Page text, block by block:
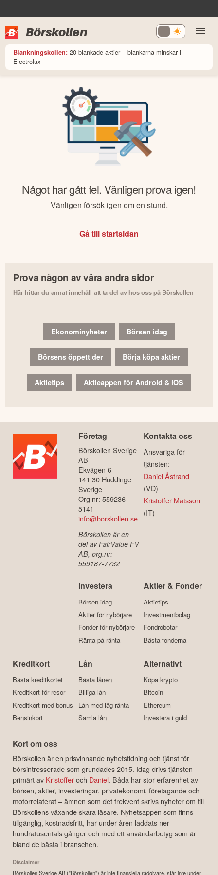
Börskollen
Blankningskollen: 20 blankade aktier – blankarna minskar i
Electrolux
Något har gått fel. Vänligen prova igen!
Vänligen försök igen om en stund.
Gå till startsidan
Prova någon av våra andra sidor
Här hittar du annat innehåll att ta del av hos oss på Börskollen
Ekonominyheter Börsen idag
Börsens öppettider Börja köpa aktier
Aktietips Aktieappen för Android & iOS
Företag
Börskollen Sverige
AB
Ekvägen 6
141 30 Huddinge
Sverige
Org.nr: 559236-
5141
info@borskollen.se
Börskollen är en
del av FairValue FV
AB, org.nr:
559187-7732
Kontakta oss
Ansvariga för
tjänsten:
Daniel Åstrand
(VD)
Kristoffer Matsson
(IT)
Investera
Börsen idag
Aktier för nybörjare
Fonder för nybörjare
Ränta på ränta
Aktier & Fonder
Aktietips
Investmentbolag
Fondrobotar
Bästa fonderna
Kreditkort
Bästa kreditkortet
Kreditkort för resor
Kreditkort med bonus
Bensinkort
Lån
Bästa lånen
Billiga lån
Lån med låg ränta
Samla lån
Alternativt
Köpa krypto
Bitcoin
Ethereum
Investera i guld
Kort om oss
Börskollen är en prisvinnande nyhetstidning och tjänst för
börsintresserade som grundades 2015. Idag drivs tjänsten
primärt av Kristofferoch Daniel. Båda har stor erfarenhet av
börsen, aktier, investeringar, privatekonomi, företagande och
motorrelaterat – ämnen som det frekvent skrivs nyheter om till
Börskollens växande skara läsare. Nyhetsappen som finns
tillgänglig, kostnadsfritt, har under åren laddats ner
hundratusentals gånger och med ett användarbetyg som är
bland de bästa i branschen.
Disclaimer
Börskollen Sverige AB ("Börskollen") är inte finansiella rådgivare, står inte under